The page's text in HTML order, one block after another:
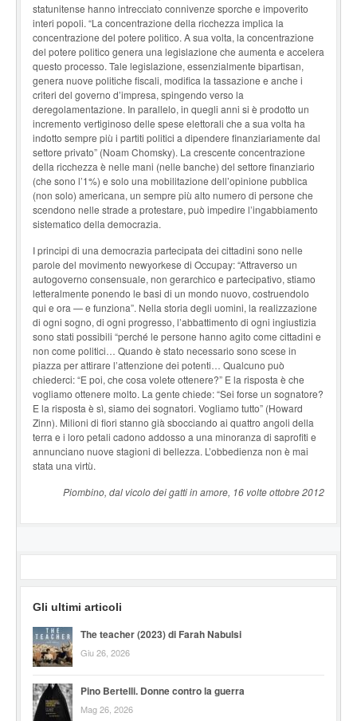
statunitense hanno intrecciato connivenze sporche e impoverito
interi popoli. “La concentrazione della ricchezza implica la
concentrazione del potere politico. A sua volta, la concentrazione
del potere politico genera una legislazione che aumenta e accelera
questo processo. Tale legislazione, essenzialmente bipartisan,
genera nuove politiche fiscali, modifica la tassazione e anche i
criteri del governo d’impresa, spingendo verso la
deregolamentazione. In parallelo, in quegli anni si è prodotto un
incremento vertiginoso delle spese elettorali che a sua volta ha
indotto sempre più i partiti politici a dipendere finanziariamente dal
settore privato” (Noam Chomsky). La crescente concentrazione
della ricchezza è nelle mani (nelle banche) del settore finanziario
(che sono l’1%) e solo una mobilitazione dell’opinione pubblica
(non solo) americana, un sempre più alto numero di persone che
scendono nelle strade a protestare, può impedire l’ingabbiamento
sistematico della democrazia.
I principi di una democrazia partecipata dei cittadini sono nelle
parole del movimento newyorkese di Occupay: “Attraverso un
autogoverno consensuale, non gerarchico e partecipativo, stiamo
letteralmente ponendo le basi di un mondo nuovo, costruendolo
qui e ora — e funziona”. Nella storia degli uomini, la realizzazione
di ogni sogno, di ogni progresso, l’abbattimento di ogni ingiustizia
sono stati possibili “perché le persone hanno agito come cittadini e
non come politici… Quando è stato necessario sono scese in
piazza per attirare l’attenzione dei potenti… Qualcuno può
chiederci: “E poi, che cosa volete ottenere?” E la risposta è che
vogliamo ottenere molto. La gente chiede: “Sei forse un sognatore?
E la risposta è sì, siamo dei sognatori. Vogliamo tutto” (Howard
Zinn). Milioni di fiori stanno già sbocciando ai quattro angoli della
terra e i loro petali cadono addosso a una minoranza di saprofiti e
annunciano nuove stagioni di bellezza. L’obbedienza non è mai
stata una virtù.
Piombino, dal vicolo dei gatti in amore, 16 volte ottobre 2012
Gli ultimi articoli
The teacher (2023) di Farah Nabulsi
Giu 26, 2026
Pino Bertelli. Donne contro la guerra
Mag 26, 2026